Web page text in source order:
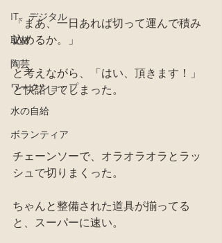
IT、デジタル
取材
陶芸
ワークショップ
水の自給
ボランティア
「まあ、一日あれば切って運んで積み
込めるか。」
と考えながら、「はい、頂きます！」
と快諾してしまった。
チェーンソーで、オラオラオラとラッ
シュで切りまくった。
ちゃんと整備された道具が揃ってる
と、スーパーに速い。